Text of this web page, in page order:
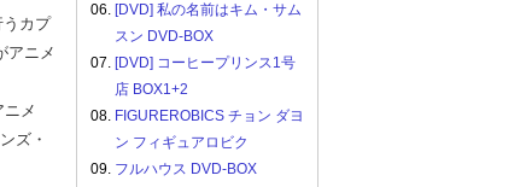
うカプ
アニメ
メ
ズ・
06. [DVD] 私の名前はキム・サム
スン DVD-BOX
07. [DVD] コーヒープリンス1号
店 BOX1+2
08. FIGUREROBICS チョン ダヨ
ン フィギュアロビク
09. フルハウス DVD-BOX